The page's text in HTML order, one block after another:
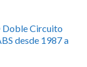
Doble Circuito
desde 1987 a